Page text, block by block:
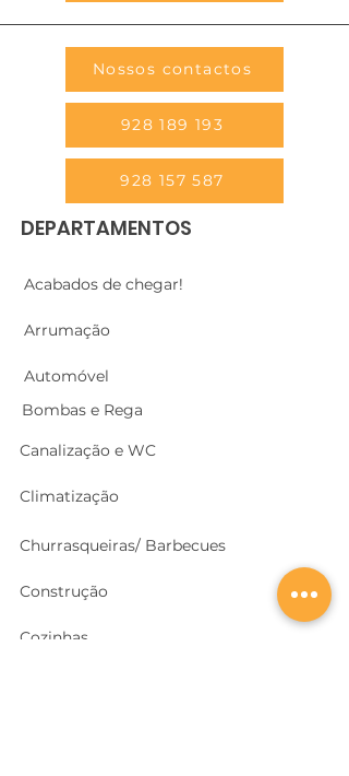
Nossos contactos
928 189 193
928 157 587
DEPARTAMENTOS
Canalização e WC
Acabados de chegar!
Arrumação
Automóvel
Bombas e Rega
Climatização
Churrasqueiras/ Barbecues
Construção
Cozinhas